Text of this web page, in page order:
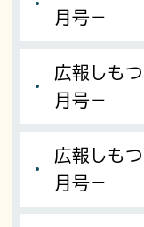
月号－
広報しも
月号－
広報しも
月号－